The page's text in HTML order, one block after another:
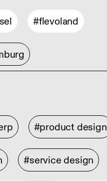
#flevoland
#product design
#service design